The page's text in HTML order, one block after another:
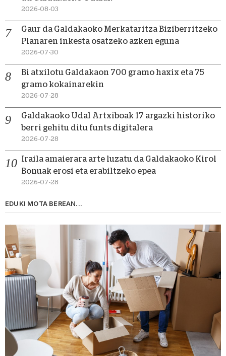
2026-08-03
Gaur da Galdakaoko Merkataritza Biziberritzeko
Planaren inkesta osatzeko azken eguna
2026-07-30
Bi atxilotu Galdakaon 700 gramo haxix eta 75
gramo kokainarekin
2026-07-28
Galdakaoko Udal Artxiboak 17 argazki historiko
berri gehitu ditu funts digitalera
2026-07-28
Iraila amaierara arte luzatu da Galdakaoko Kirol
Bonuak erosi eta erabiltzeko epea
2026-07-28
EDUKI MOTA BEREAN...